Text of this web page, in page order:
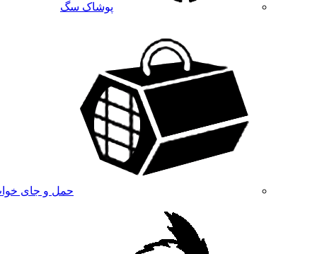
پوشاک سگ
حمل و جای